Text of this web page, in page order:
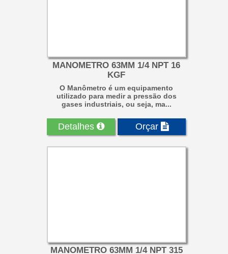
MANOMETRO 63MM 1/4 NPT 16
KGF
O Manômetro é um equipamento
utilizado para medir a pressão dos
gases industriais, ou seja, ma...
Detalhes Orçar
MANOMETRO 63MM 1/4 NPT 315